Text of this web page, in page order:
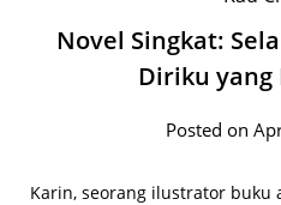
Novel Singkat:
Diriku yang
Posted on
Karin, seorang ilustrator buku